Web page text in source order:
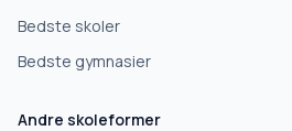
Bedste skoler
Bedste gymnasier
Andre skoleformer